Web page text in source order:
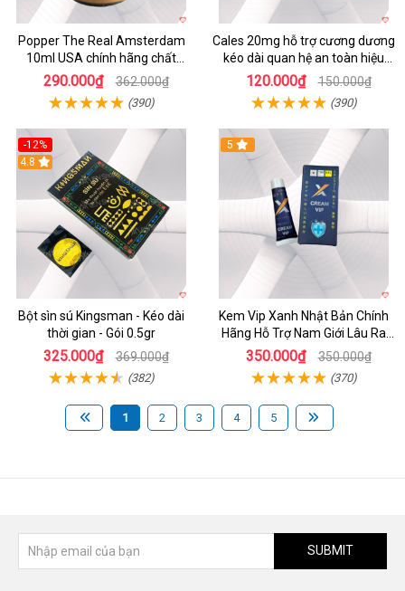
Popper The Real Amsterdam
10ml USA chính hãng chất
lượng cao
290.000₫ 362.000₫
(390)
Cales 20mg hỗ trợ cương dương
kéo dài quan hệ an toàn hiệu
quả
120.000₫ 150.000₫
(390)
-12%
Hot
4.8
Bột sìn sú Kingsman - Kéo dài
thời gian - Gói 0.5gr
325.000₫ 369.000₫
(382)
5
Kem Vip Xanh Nhật Bản Chính
Hãng Hỗ Trợ Nam Giới Lâu Ra
Tăng Cường Sinh Lý
350.000₫ 350.000₫
(370)
1 2 3 4 5
SUBMIT